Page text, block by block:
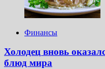
Финансы
Холодец вновь
блюд мира